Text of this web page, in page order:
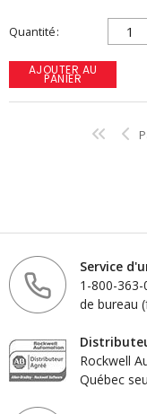
Quantité
AJOUTER AU
PANIER
Service
1-800-
de bureau
Rockwell
Québec